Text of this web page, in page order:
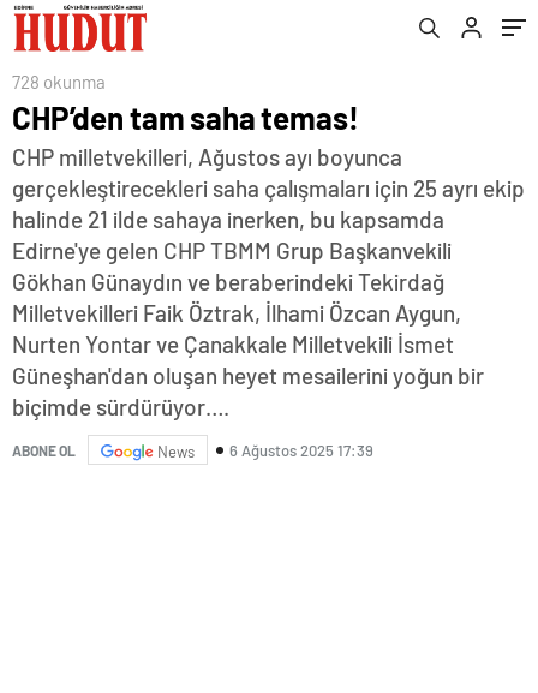
728 okunma
CHP’den tam saha temas!
CHP milletvekilleri, Ağustos ayı boyunca
gerçekleştirecekleri saha çalışmaları için 25 ayrı ekip
halinde 21 ilde sahaya inerken, bu kapsamda
Edirne'ye gelen CHP TBMM Grup Başkanvekili
Gökhan Günaydın ve beraberindeki Tekirdağ
Milletvekilleri Faik Öztrak, İlhami Özcan Aygun,
Nurten Yontar ve Çanakkale Milletvekili İsmet
Güneşhan'dan oluşan heyet mesailerini yoğun bir
biçimde sürdürüyor….
ABONE OL News 6 Ağustos 2025 17:39